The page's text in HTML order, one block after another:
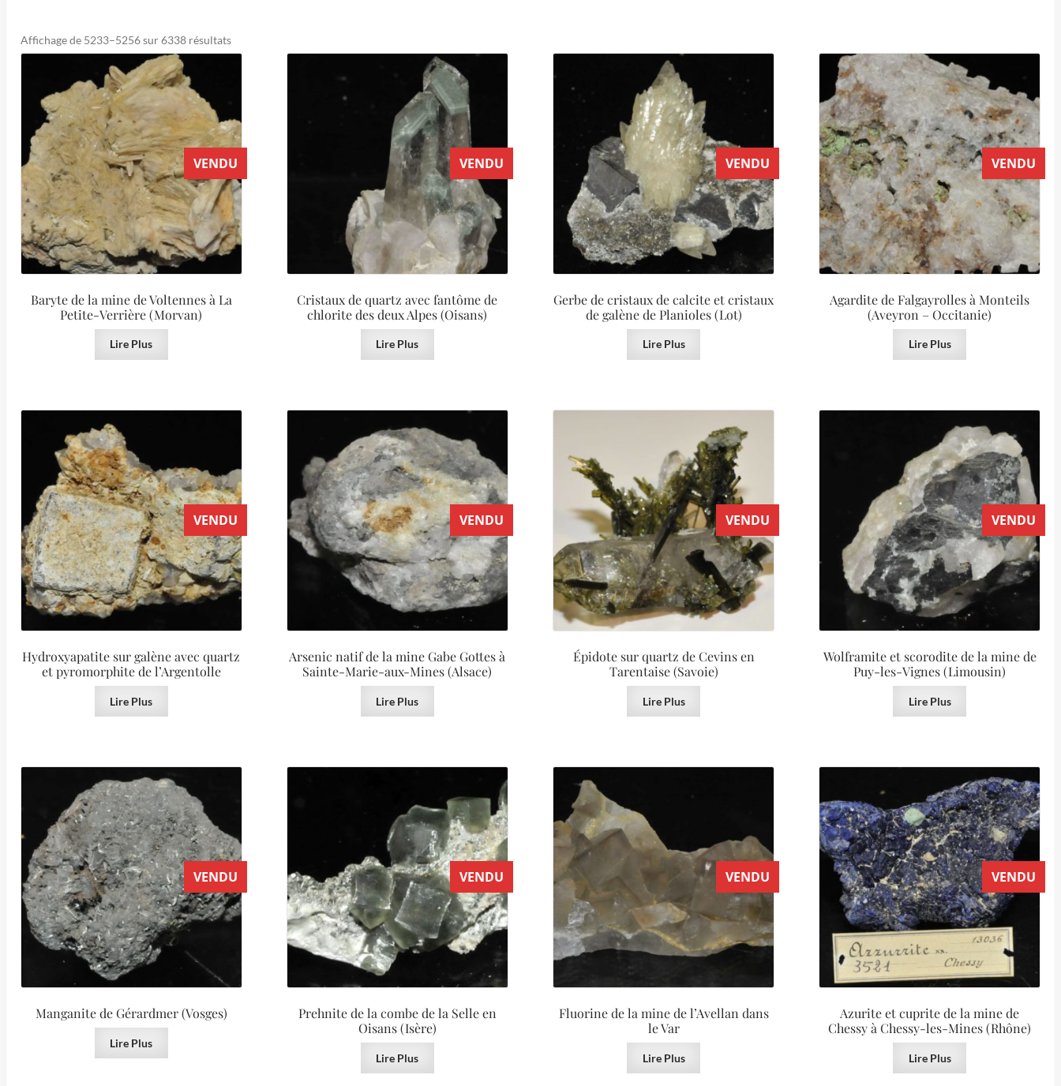
Affichage de 5233–5256 sur 6338 résultatsTrié
du
plus
ancien
VENDU
Baryte de la mine de Voltennes à La
Petite-Verrière (Morvan)
Lire Plus
VENDU
Cristaux de quartz avec fantôme de
chlorite des deux Alpes (Oisans)
Lire Plus
VENDU
Gerbe de cristaux de calcite et cristaux
de galène de Planioles (Lot)
Lire Plus
VENDU
Agardite de Falgayrolles à Monteils
(Aveyron – Occitanie)
Lire Plus
VENDU
Hydroxyapatite sur galène avec quartz
et pyromorphite de l’Argentolle
Lire Plus
VENDU
Arsenic natif de la mine Gabe Gottes à
Sainte-Marie-aux-Mines (Alsace)
Lire Plus
VENDU
Épidote sur quartz de Cevins en
Tarentaise (Savoie)
Lire Plus
VENDU
Wolframite et scorodite de la mine de
Puy-les-Vignes (Limousin)
Lire Plus
VENDU
Manganite de Gérardmer (Vosges)
Lire Plus
VENDU
Prehnite de la combe de la Selle en
Oisans (Isère)
Lire Plus
VENDU
Fluorine de la mine de l’Avellan dans
le Var
Lire Plus
VENDU
Azurite et cuprite de la mine de
Chessy à Chessy-les-Mines (Rhône)
Lire Plus